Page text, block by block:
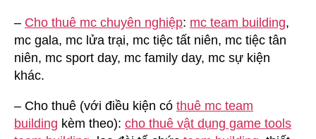
– Cho thuê mc chuyên nghiệp: mc team building,
mc gala, mc lửa trại, mc tiệc tất niên, mc tiệc tân
niên, mc sport day, mc family day, mc sự kiện
khác.
– Cho thuê (với điều kiện có thuê mc team
building kèm theo): cho thuê vật dụng game tools